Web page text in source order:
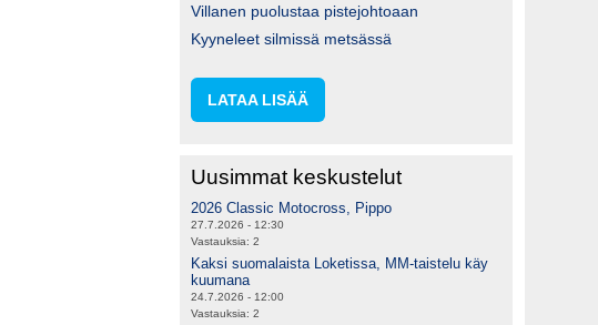
Villanen puolustaa pistejohtoaan
Kyyneleet silmissä metsässä
LATAA LISÄÄ
Uusimmat keskustelut
2026 Classic Motocross, Pippo
27.7.2026 - 12:30
Vastauksia: 2
Kaksi suomalaista Loketissa, MM-taistelu käy
kuumana
24.7.2026 - 12:00
Vastauksia: 2